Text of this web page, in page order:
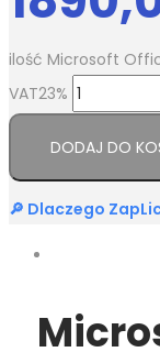
ilość Microsoft
VAT23%
DODAJ DO
🔎 Dlaczego